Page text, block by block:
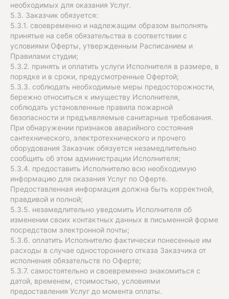
необходимых для оказания Услуг.
5.3. Заказчик обязуется:
5.3.1. своевременно и надлежащим образом выполнять
принятые на себя обязательства в соответствии с
условиями Оферты, утвержденным Расписанием и
Правилами студии;
5.3.2. принять и оплатить услуги Исполнителя в размере, в
порядке и в сроки, предусмотренные Офертой;
5.3.3. соблюдать необходимые меры предосторожности,
бережно относиться к имуществу Исполнителя,
соблюдать установленные правила пожарной
безопасности и предъявляемые санитарные требования.
При обнаружении признаков аварийного состояния
сантехнического, электротехнического и прочего
оборудования Заказчик обязуется незамедлительно
сообщить об этом администрации Исполнителя;
5.3.4. предоставить Исполнителю всю необходимую
информацию для оказания Услуг по Оферте.
Предоставленная информация должна быть корректной,
правдивой и полной;
5.3.5. незамедлительно уведомить Исполнителя об
изменении своих контактных данных в письменной форме
посредством электронной почты;
5.3.6. оплатить Исполнителю фактически понесенные им
расходы в случае одностороннего отказа Заказчика от
исполнения обязательств по Оферте;
5.3.7. самостоятельно и своевременно знакомиться с
датой, временем, стоимостью, условиями
предоставления Услуг до момента оплаты.